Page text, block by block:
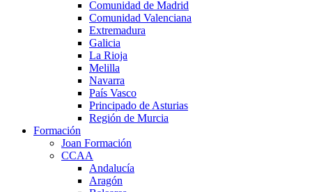
Comunidad de Madrid
Comunidad Valenciana
Extremadura
Galicia
La Rioja
Melilla
Navarra
País Vasco
Principado de Asturias
Región de Murcia
Formación
Joan Formación
CCAA
Andalucía
Aragón